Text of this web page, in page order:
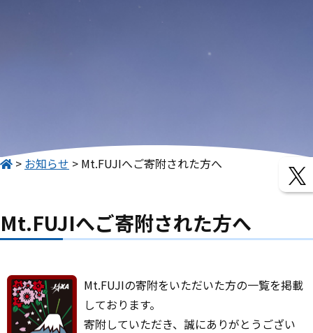
お知らせ Mt.FUJIへご寄附された方へ
Mt.FUJIへご寄附された方へ
Mt.FUJIの寄附をいただいた方の一覧を掲載
しております。
寄附していただき、誠にありがとうござい